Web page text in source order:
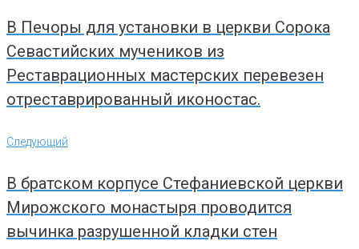
В Печоры для установки в церкви Сорока
Севастийских мучеников из
Реставрационных мастерских перевезен
отреставрированный иконостас.
Следующий
Следующий
В братском корпусе Стефаниевской церкви
Мирожского монастыря проводится
вычинка разрушенной кладки стен